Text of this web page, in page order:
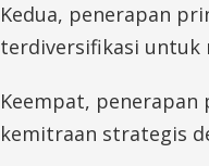
Kedua, penerapan
terdiversifikasi untuk
Keempat, penerapan
kemitraan strategis